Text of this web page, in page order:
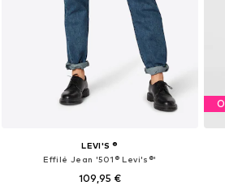
LEVI'S ®
Effilé Jean '501® Levi's®'
109,95 €